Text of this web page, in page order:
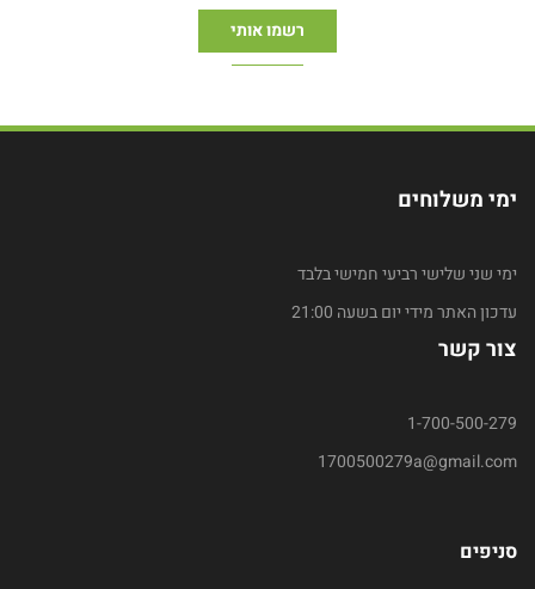
ימי משלוחים
ימי שני שלישי רביעי חמישי בלבד
עדכון האתר מידי יום בשעה 21:00
צור קשר
1-700-500-279
1700500279a@gmail.com
סניפים